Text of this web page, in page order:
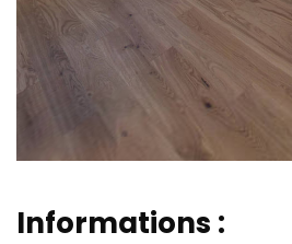
Informations :